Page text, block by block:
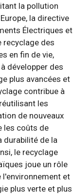
la pollution
la directive
Électriques et
recyclage des
en fin de vie,
développer des
plus avancées et
contribue à
les
de nouveaux
les coûts de
durabilité de la
le recyclage
joue un rôle
et
plus verte et plus